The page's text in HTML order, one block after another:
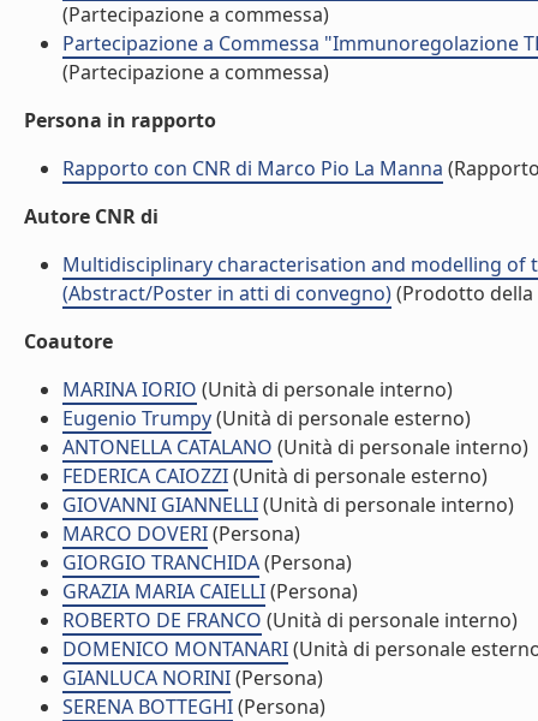
(Partecipazione a commessa)
Partecipazione a Commessa "Immunoregolazione
(Partecipazione a commessa)
Persona in rapporto
Rapporto con CNR di Marco Pio La Manna
Autore CNR di
Multidisciplinary characterisation and modelling
(Abstract/Poster in atti di convegno)(Prodotto della
Coautore
MARINA IORIO (Unità di personale interno)
Eugenio Trumpy(Unità di personale esterno)
ANTONELLA CATALANO (Unità di personale interno)
FEDERICA CAIOZZI(Unità di personale esterno)
GIOVANNI GIANNELLI(Unità di personale interno)
MARCO DOVERI(Persona)
GIORGIO TRANCHIDA(Persona)
GRAZIA MARIA CAIELLI(Persona)
ROBERTO DE FRANCO (Unità di personale interno)
DOMENICO MONTANARI(Unità di personale
GIANLUCA NORINI(Persona)
SERENA BOTTEGHI(Persona)